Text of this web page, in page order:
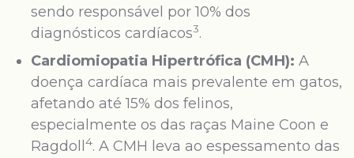
sendo responsável por 10% dos
diagnósticos cardíacos3.
Cardiomiopatia Hipertrófica (CMH): A
doença cardíaca mais prevalente em gatos,
afetando até 15% dos felinos,
especialmente os das raças Maine Coon e
Ragdoll
4. A CMH leva ao espessamento das